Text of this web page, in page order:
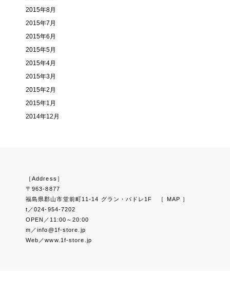
2015年8月
2015年7月
2015年6月
2015年5月
2015年4月
2015年3月
2015年2月
2015年1月
2014年12月
［Address］
〒963-8877
福島県郡山市堂前町11-14 グラン・パドレ1F
［ MAP ］
t／024-954-7202
OPEN／11:00～20:00
m／info@1f-store.jp
Web／www.1f-store.jp